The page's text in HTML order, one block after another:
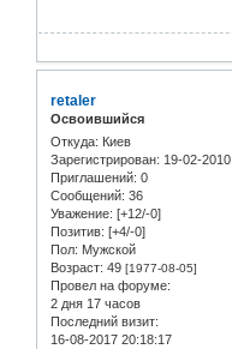
retaler
Освоившийся
Откуда: Киев
Зарегистрирован: 19-02-2010
Приглашений: 0
Сообщений: 36
Уважение: [+12/-0]
Позитив: [+4/-0]
Пол: Мужской
Возраст: 49 [1977-08-05]
Провел на форуме:
2 дня 17 часов
Последний визит:
16-08-2017 20:18:17